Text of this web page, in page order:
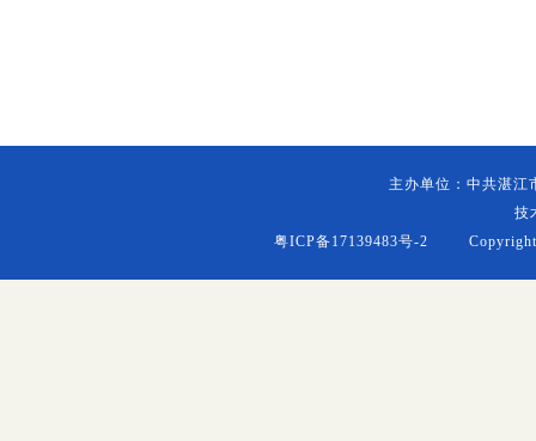
主办单位：中共湛
技
粤ICP备17139483号-2 Copyright